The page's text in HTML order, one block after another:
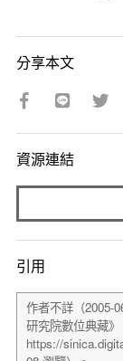
分享本文
資源連結
引用